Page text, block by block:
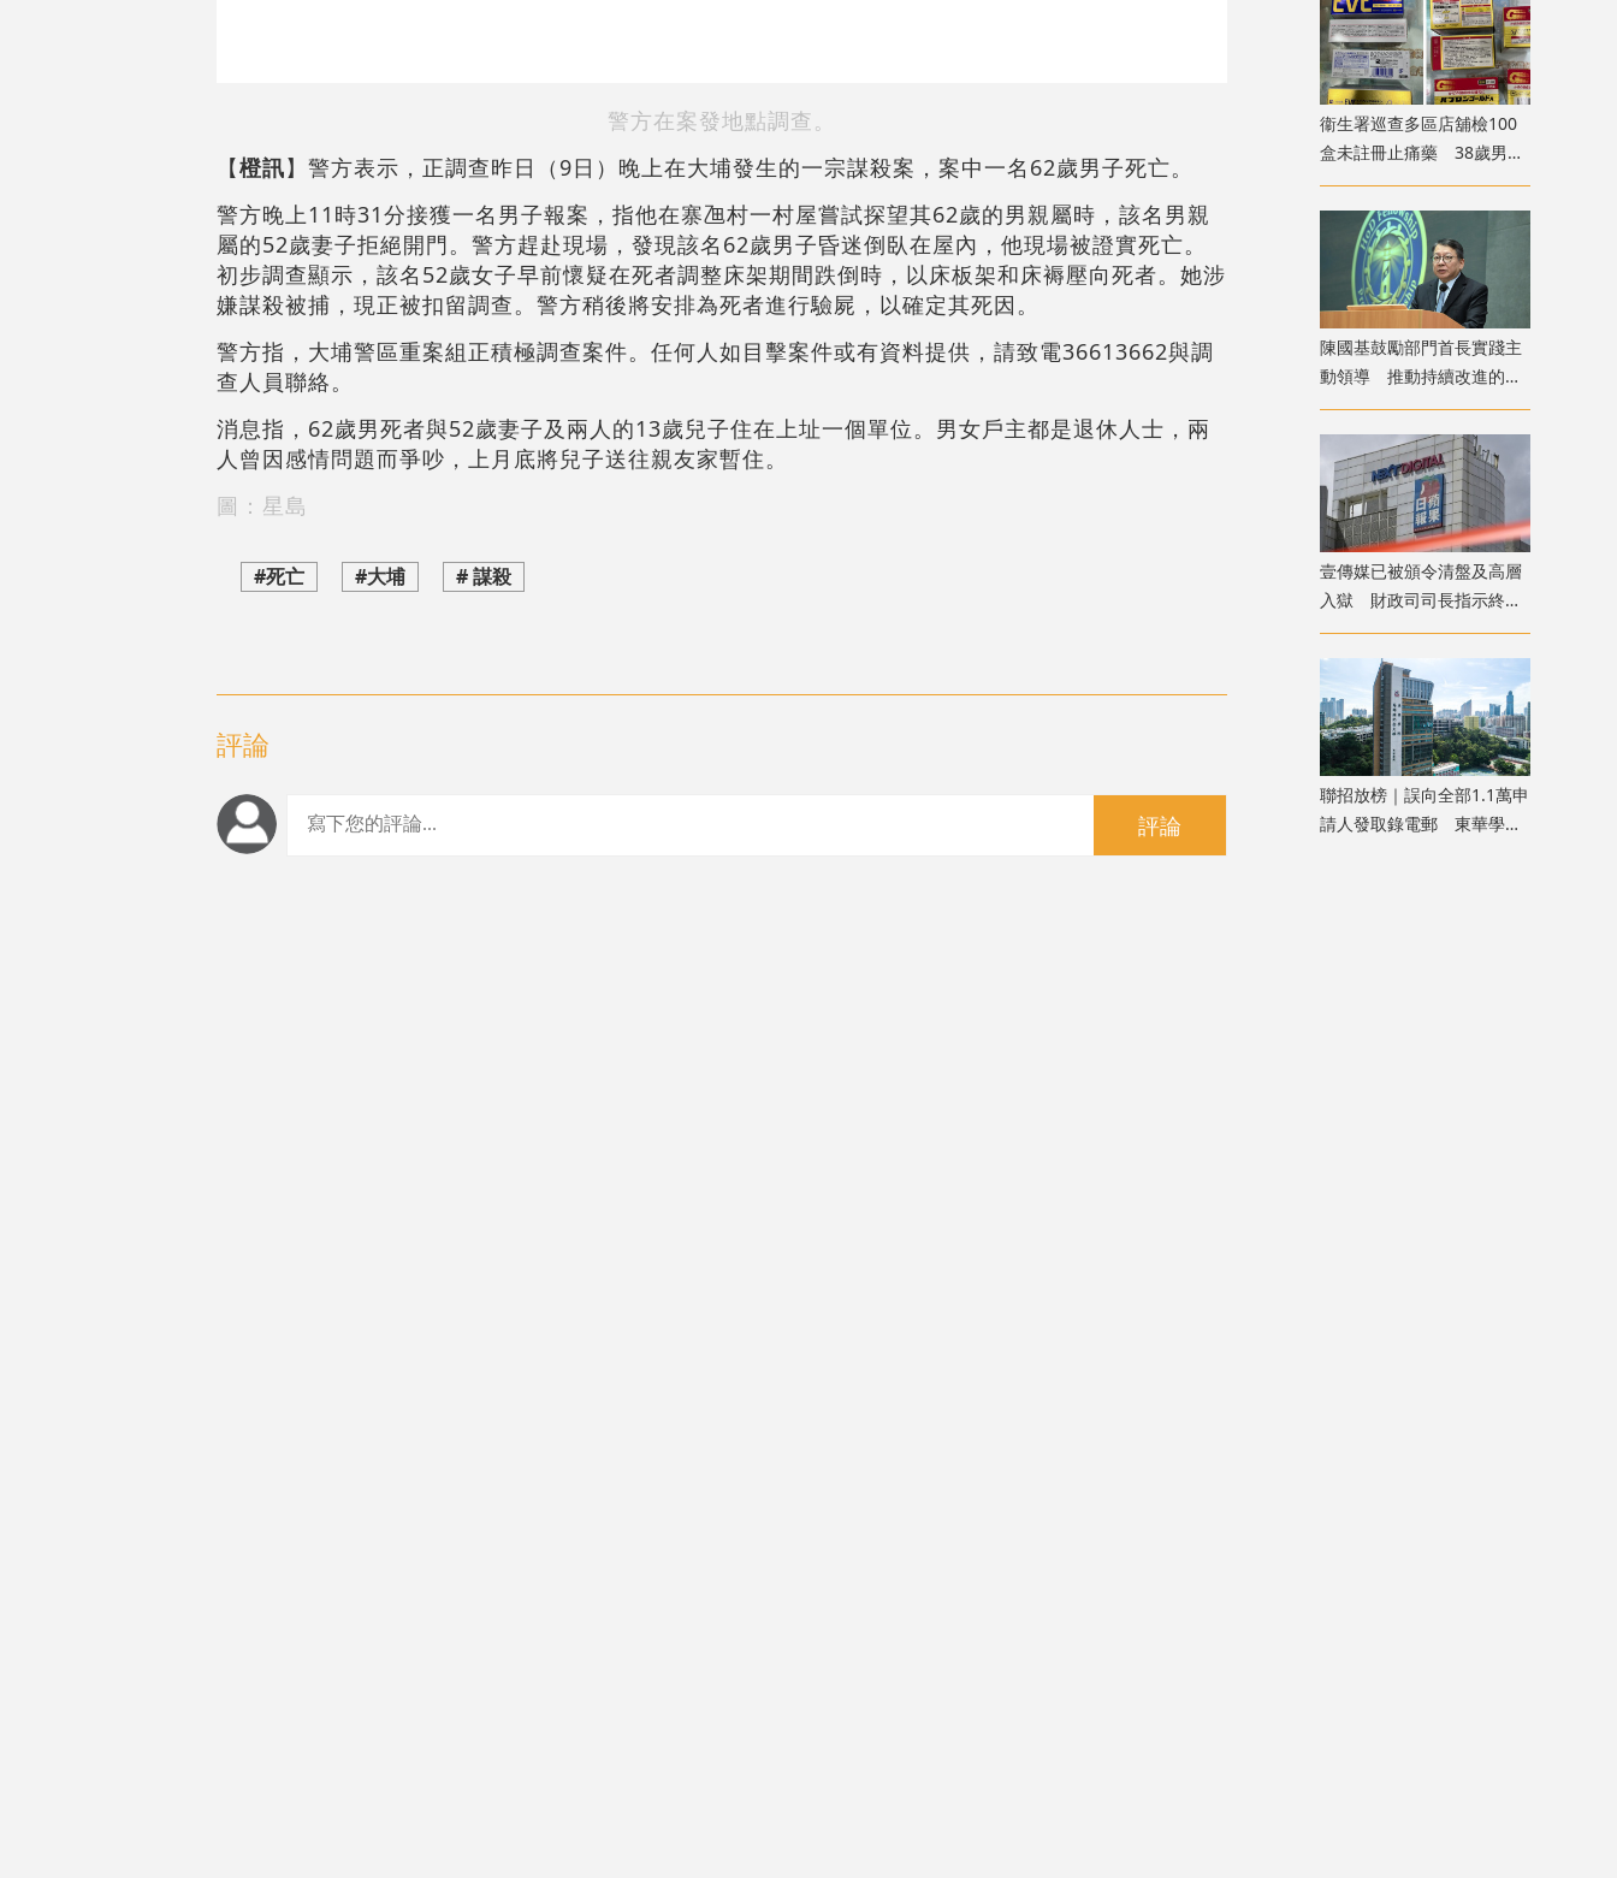
警方在案發地點調查。
【橙訊】警方表示，正調查昨日（9日）晚上在大埔發生的一宗謀殺案，案中一名62歲男子死亡。
警方晚上11時31分接獲一名男子報案，指他在寨乪村一村屋嘗試探望其62歲的男親屬時，該名男親
屬的52歲妻子拒絕開門。警方趕赴現場，發現該名62歲男子昏迷倒臥在屋內，他現場被證實死亡。
初步調查顯示，該名52歲女子早前懷疑在死者調整床架期間跌倒時，以床板架和床褥壓向死者。她涉
嫌謀殺被捕，現正被扣留調查。警方稍後將安排為死者進行驗屍，以確定其死因。
警方指，大埔警區重案組正積極調查案件。任何人如目擊案件或有資料提供，請致電36613662與調
查人員聯絡。
消息指，62歲男死者與52歲妻子及兩人的13歲兒子住在上址一個單位。男女戶主都是退休人士，兩
人曾因感情問題而爭吵，上月底將兒子送往親友家暫住。
圖：星島
#死亡 #大埔 # 謀殺
評論
評論
衞生署巡查多區店舖檢100
盒未註冊止痛藥 38歲男子
被捕
陳國基鼓勵部門首長實踐主
動領導 推動持續改進的正
面文化
壹傳媒已被頒令清盤及高層
入獄 財政司司長指示終止
調查壹傳媒事務
聯招放榜｜誤向全部1.1萬申
請人發取錄電郵 東華學院